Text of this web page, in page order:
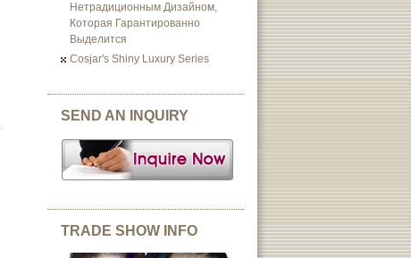
Нетрадиционным Дизайном,
Которая Гарантированно
Выделится
Cosjar's Shiny Luxury Series
SEND AN INQUIRY
TRADE SHOW INFO